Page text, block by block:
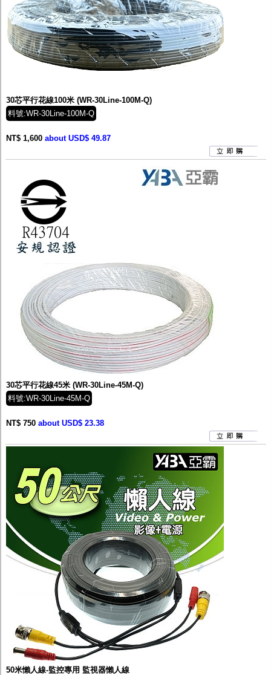
30芯平行花線100米 (WR-30Line-100M-Q)
料號:WR-30Line-100M-Q
NT$ 1,600 about USD$ 49.87
30芯平行花線45米 (WR-30Line-45M-Q)
料號:WR-30Line-45M-Q
NT$ 750 about USD$ 23.38
50米懶人線-監控專用 監視器懶人線